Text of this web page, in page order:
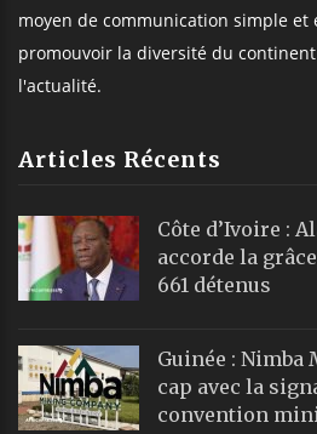
moyen de communication simple et
promouvoir la diversité du
l'actualité.
Articles Récents
Côte d’Ivoire :
accorde la
661 détenus
Guinée :
cap avec la
convention